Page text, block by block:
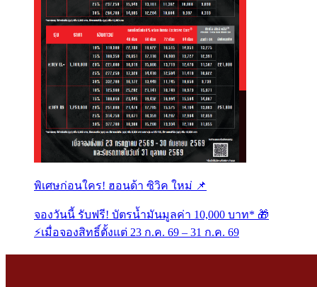
พิเศษก่อนใคร! ฮอนด้า ซิวิค ใหม่ 📌
จองวันนี้ รับฟรี! บัตรน้ำมันมูลค่า 10,000 บาท* 🎁
⚡️เมื่อจองสิทธิ์ตั้งแต่ 23 ก.ค. 69 – 31 ก.ค. 69